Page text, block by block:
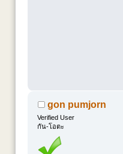
gon pumjorn
Verified User
กัน-โอตะ